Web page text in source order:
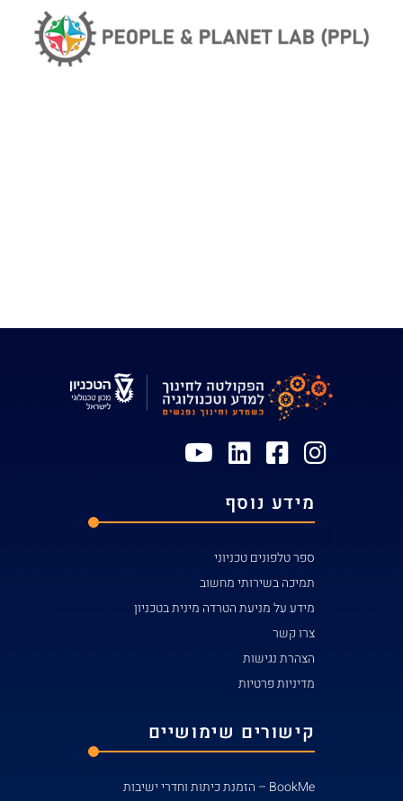
מידע נוסף
ספר טלפונים טכניוני
תמיכה בשירותי מחשוב
מידע על מניעת הטרדה מינית בטכניון
צרו קשר
הצהרת נגישות
מדיניות פרטיות
קישורים שימושיים
BookMe – הזמנת כיתות וחדרי ישיבות